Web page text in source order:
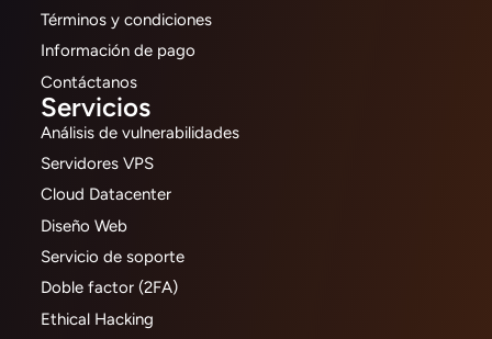
Términos y condiciones
Información de pago
Contáctanos
Servicios
Análisis de vulnerabilidades
Servidores VPS
Cloud Datacenter
Diseño Web
Servicio de soporte
Doble factor (2FA)
Ethical Hacking